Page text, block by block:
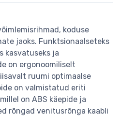
koduse
jaoks. Funktsionaalseteks
kasvatuseks ja
on ergonoomiliselt
ruumi optimaalse
on valmistatud eriti
on ABS käepide ja
rõngad venitusrõnga kaabli